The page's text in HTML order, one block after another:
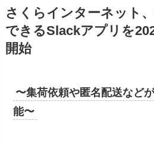
さくらインターネット
できるSlackアプリを
開始
〜集荷依頼や匿名配送など
能〜